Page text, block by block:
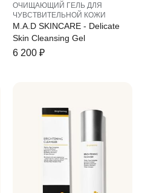
ОЧИЩАЮЩИЙ ГЕЛЬ ДЛЯ
ЧУВСТВИТЕЛЬНОЙ КОЖИ
M.A.D SKINCARE - Delicate
Skin Cleansing Gel
6 200 ₽